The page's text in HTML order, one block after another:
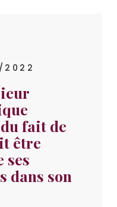
fait de
être
ses
dans son